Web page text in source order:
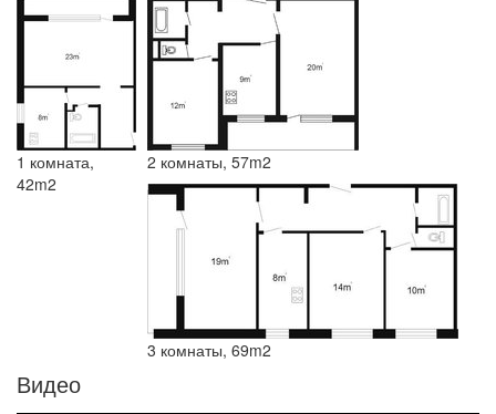
1 комната,
42m2
2 комнаты, 57m2
3 комнаты, 69m2
Видео